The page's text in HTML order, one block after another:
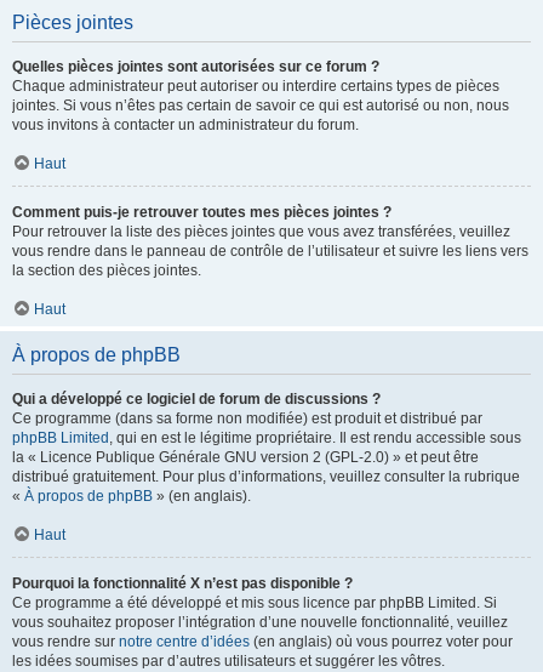
Pièces jointes
Quelles pièces jointes sont autorisées sur ce forum ?
Chaque administrateur peut autoriser ou interdire certains types de pièces
jointes. Si vous n’êtes pas certain de savoir ce qui est autorisé ou non, nous
vous invitons à contacter un administrateur du forum.
Haut
Comment puis-je retrouver toutes mes pièces jointes ?
Pour retrouver la liste des pièces jointes que vous avez transférées, veuillez
vous rendre dans le panneau de contrôle de l’utilisateur et suivre les liens vers
la section des pièces jointes.
Haut
À propos de phpBB
Qui a développé ce logiciel de forum de discussions ?
Ce programme (dans sa forme non modifiée) est produit et distribué par
phpBB Limited , qui en est le légitime propriétaire. Il est rendu accessible sous
la « Licence Publique Générale GNU version 2 (GPL-2.0) » et peut être
distribué gratuitement. Pour plus d’informations, veuillez consulter la rubrique
« À propos de phpBB » (en anglais).
Haut
Pourquoi la fonctionnalité X n’est pas disponible ?
Ce programme a été développé et mis sous licence par phpBB Limited. Si
vous souhaitez proposer l’intégration d’une nouvelle fonctionnalité, veuillez
vous rendre sur notre centre d’idées (en anglais) où vous pourrez voter pour
les idées soumises par d’autres utilisateurs et suggérer les vôtres.